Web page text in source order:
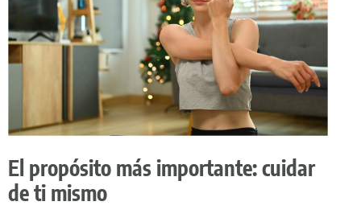
El propósito más importante: cuidar
de ti mismo